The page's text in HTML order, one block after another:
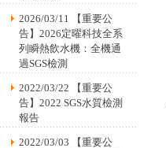
2026/03/11 【重要公
告】2026定曜科技全系
列瞬熱飲水機：全機通
過SGS檢測
2022/03/22 【重要公
告】2022 SGS水質檢測
報告
2022/03/03 【重要公